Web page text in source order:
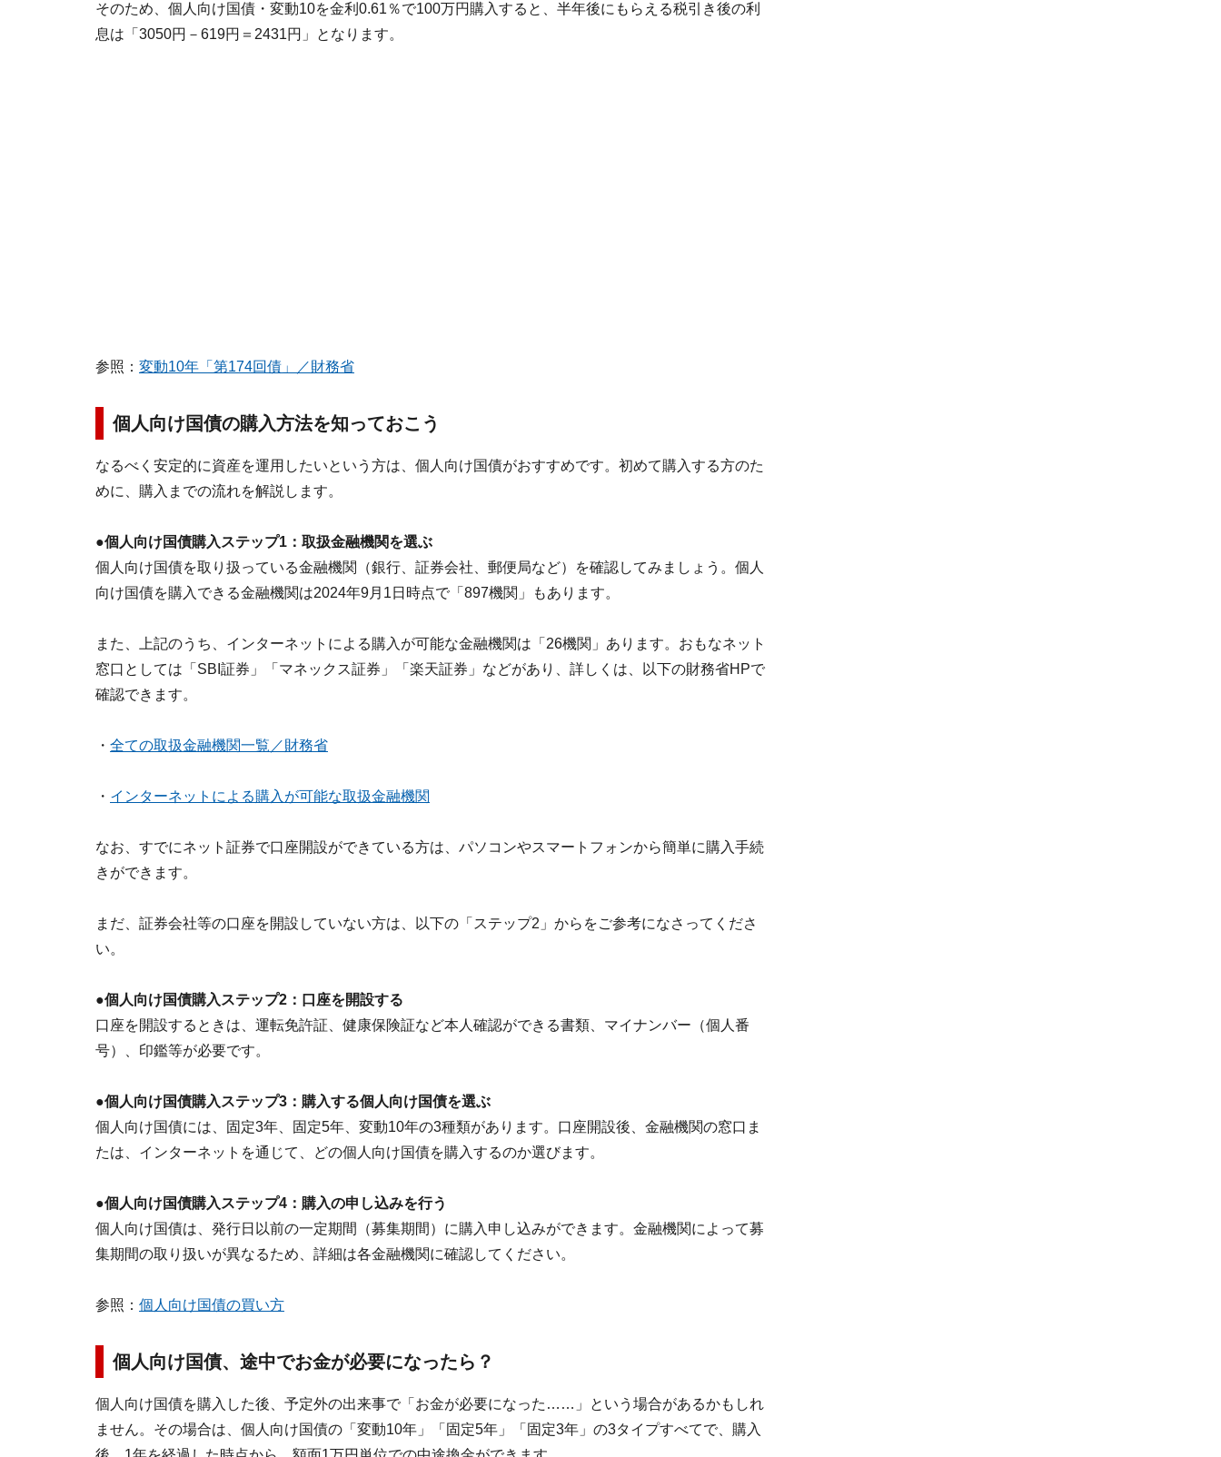
そのため、個人向け国債・変動10を金利0.61％で100万円購入すると、半年後にもらえる税引き後の利
息は「3050円－619円＝2431円」となります。
参照： 変動10年「第174回債」／財務省
個人向け国債の購入方法を知っておこう
なるべく安定的に資産を運用したいという方は、個人向け国債がおすすめです。初めて購入する方のた
めに、購入までの流れを解説します。
●個人向け国債購入ステップ1：取扱金融機関を選ぶ
個人向け国債を取り扱っている金融機関（銀行、証券会社、郵便局など）を確認してみましょう。個人
向け国債を購入できる金融機関は2024年9月1日時点で「897機関」もあります。
また、上記のうち、インターネットによる購入が可能な金融機関は「26機関」あります。おもなネット
窓口としては「SBI証券」「マネックス証券」「楽天証券」などがあり、詳しくは、以下の財務省HPで
確認できます。
・ 全ての取扱金融機関一覧／財務省
・ インターネットによる購入が可能な取扱金融機関
なお、すでにネット証券で口座開設ができている方は、パソコンやスマートフォンから簡単に購入手続
きができます。
まだ、証券会社等の口座を開設していない方は、以下の「ステップ2」からをご参考になさってくださ
い。
●個人向け国債購入ステップ2：口座を開設する
口座を開設するときは、運転免許証、健康保険証など本人確認ができる書類、マイナンバー（個人番
号）、印鑑等が必要です。
●個人向け国債購入ステップ3：購入する個人向け国債を選ぶ
個人向け国債には、固定3年、固定5年、変動10年の3種類があります。口座開設後、金融機関の窓口ま
たは、インターネットを通じて、どの個人向け国債を購入するのか選びます。
●個人向け国債購入ステップ4：購入の申し込みを行う
個人向け国債は、発行日以前の一定期間（募集期間）に購入申し込みができます。金融機関によって募
集期間の取り扱いが異なるため、詳細は各金融機関に確認してください。
参照： 個人向け国債の買い方
個人向け国債、途中でお金が必要になったら？
個人向け国債を購入した後、予定外の出来事で「お金が必要になった……」という場合があるかもしれ
ません。その場合は、個人向け国債の「変動10年」「固定5年」「固定3年」の3タイプすべてで、購入